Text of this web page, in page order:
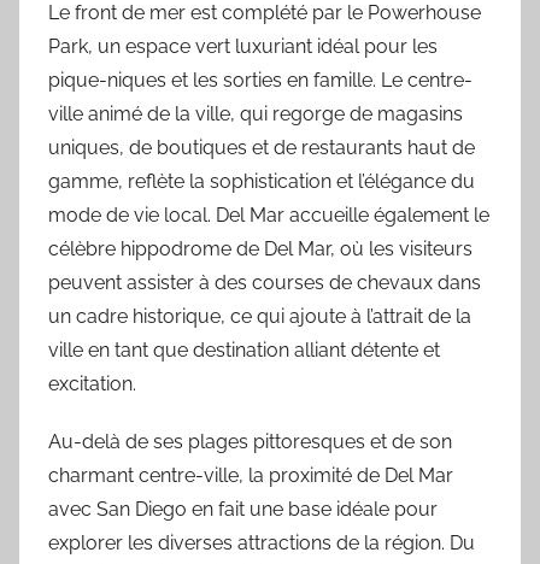
Le front de mer est complété par le Powerhouse
Park, un espace vert luxuriant idéal pour les
pique-niques et les sorties en famille. Le centre-
ville animé de la ville, qui regorge de magasins
uniques, de boutiques et de restaurants haut de
gamme, reflète la sophistication et l’élégance du
mode de vie local. Del Mar accueille également le
célèbre hippodrome de Del Mar, où les visiteurs
peuvent assister à des courses de chevaux dans
un cadre historique, ce qui ajoute à l’attrait de la
ville en tant que destination alliant détente et
excitation.
Au-delà de ses plages pittoresques et de son
charmant centre-ville, la proximité de Del Mar
avec San Diego en fait une base idéale pour
explorer les diverses attractions de la région. Du